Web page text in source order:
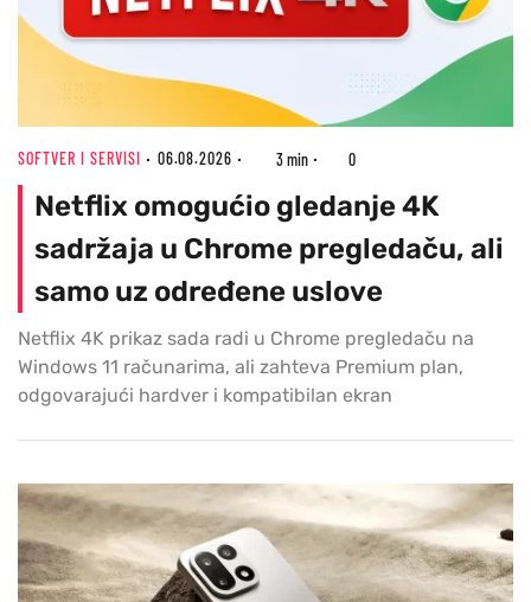
SOFTVER I SERVISI 06.08.2026 3 min 0
Netflix omogućio gledanje 4K
sadržaja u Chrome pregledaču, ali
samo uz određene uslove
Netflix 4K prikaz sada radi u Chrome pregledaču na
Windows 11 računarima, ali zahteva Premium plan,
odgovarajući hardver i kompatibilan ekran